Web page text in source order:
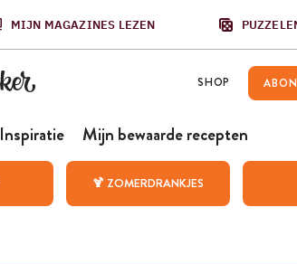
MIJN MAGAZINES LEZEN
SHOP
Inspiratie Mijn bewaarde recepten
🍹 ZOMERDRANKJES